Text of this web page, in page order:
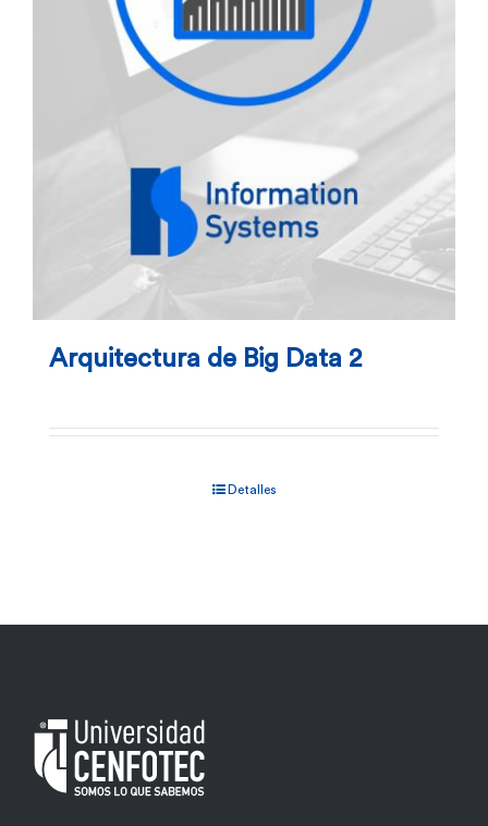
Arquitectura de Big Data 2
Detalles